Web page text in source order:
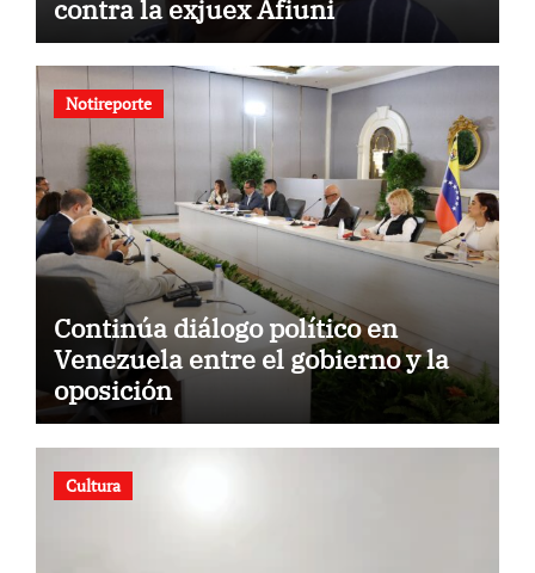
contra la exjuex Afiuni
Notireporte
Continúa diálogo político en
Venezuela entre el gobierno y la
oposición
Cultura